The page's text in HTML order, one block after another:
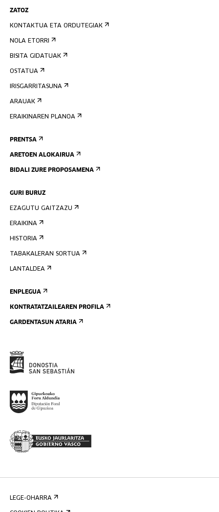
ZATOZ
KONTAKTUA ETA ORDUTEGIAK
NOLA ETORRI
BISITA GIDATUAK
OSTATUA
IRISGARRITASUNA
ARAUAK
ERAIKINAREN PLANOA
PRENTSA
ARETOEN ALOKAIRUA
BIDALI ZURE PROPOSAMENA
GURI BURUZ
EZAGUTU GAITZAZU
ERAIKINA
HISTORIA
TABAKALERAN SORTUA
LANTALDEA
ENPLEGUA
KONTRATATZAILEAREN PROFILA
GARDENTASUN ATARIA
LEGE-OHARRA